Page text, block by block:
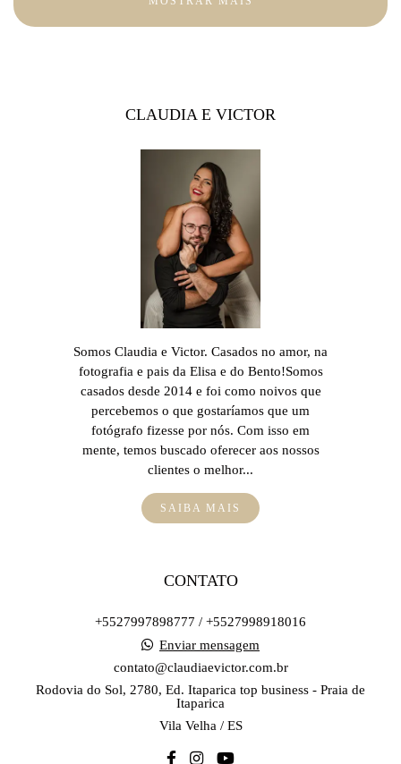
CLAUDIA E VICTOR
Somos Claudia e Victor. Casados no amor, na
fotografia e pais da Elisa e do Bento!Somos
casados desde 2014 e foi como noivos que
percebemos o que gostaríamos que um
fotógrafo fizesse por nós. Com isso em
mente, temos buscado oferecer aos nossos
clientes o melhor...
SAIBA MAIS
CONTATO
+5527997898777 / +5527998918016
Enviar mensagem
contato@claudiaevictor.com.br
Rodovia do Sol, 2780, Ed. Itaparica top business - Praia de
Itaparica
Vila Velha / ES